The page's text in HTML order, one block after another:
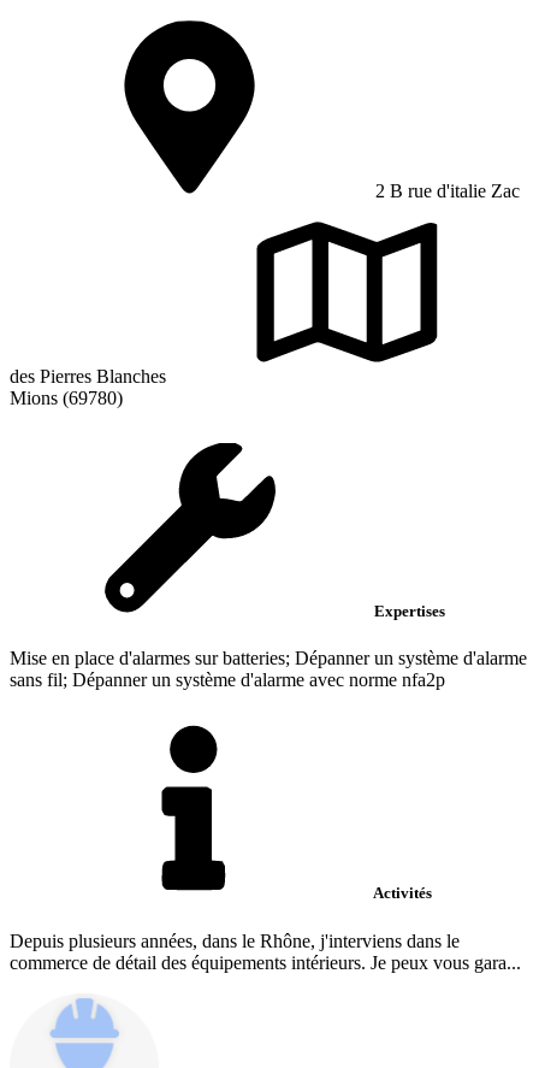
2 B rue d'italie Zac
des Pierres Blanches
Mions (69780)
Expertises
Mise en place d'alarmes sur batteries; Dépanner un système d'alarme
sans fil; Dépanner un système d'alarme avec norme nfa2p
Activités
Depuis plusieurs années, dans le Rhône, j'interviens dans le
commerce de détail des équipements intérieurs. Je peux vous gara...